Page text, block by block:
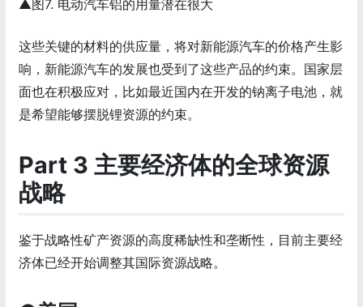
▲图7. 电动汽车铝的用量潜在很大
这些关键的材料的供应量，将对新能源汽车的价格产生影
响，新能源汽车的发展也受到了这些产品的约束。国家层
面也在积极应对，比如最近国内在开发的钠离子电池，就
是希望能够摆脱锂资源的约束。
Part 3 主要经济体的全球资源
战略
鉴于战略性矿产资源的高度稀缺性和垄断性，目前主要经
济体已经开始调整其国际资源战略。